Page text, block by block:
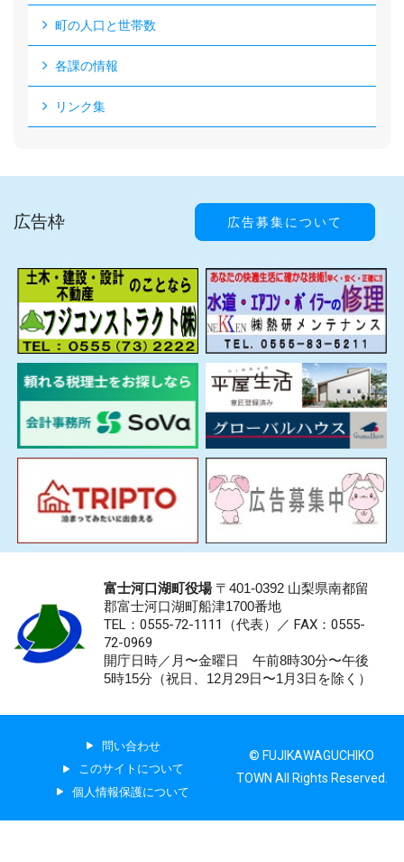
町の人口と世帯数
各課の情報
リンク集
広告枠 広告募集について
富士河口湖町役場〒401-0392 山梨県南都留
郡富士河口湖町船津1700番地
TEL：0555-72-1111 （代表）／ FAX：0555-
72-0969
開庁日時／月〜金曜日 午前8時30分〜午後
5時15分（祝日、12月29日〜1月3日を除く）
問い合わせ
このサイトについて
個人情報保護について
© FUJIKAWAGUCHIKO
TOWN All Rights Reserved.